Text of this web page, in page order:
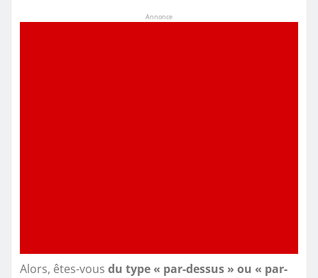
Annonce
Alors, êtes-vous du type « par-dessus » ou « par-